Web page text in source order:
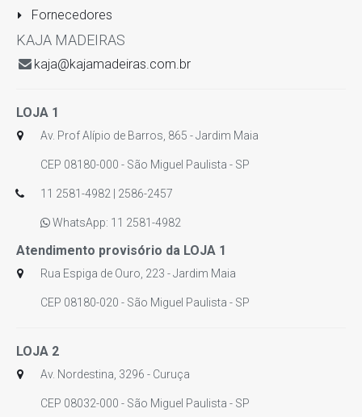
Fornecedores
KAJA MADEIRAS
kaja@kajamadeiras.com.br
LOJA 1
Av. Prof Alípio de Barros, 865 - Jardim Maia
CEP 08180-000 - São Miguel Paulista - SP
11 2581-4982 | 2586-2457
WhatsApp: 11 2581-4982
Atendimento provisório da LOJA 1
Rua Espiga de Ouro, 223 - Jardim Maia
CEP 08180-020 - São Miguel Paulista - SP
LOJA 2
Av. Nordestina, 3296 - Curuça
CEP 08032-000 - São Miguel Paulista - SP